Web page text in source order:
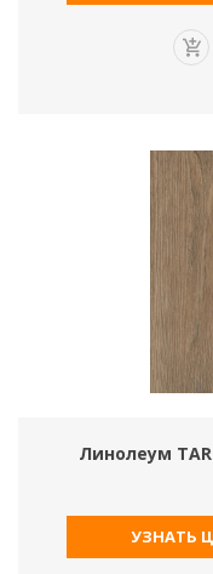
Линолеум
УЗНАТЬ